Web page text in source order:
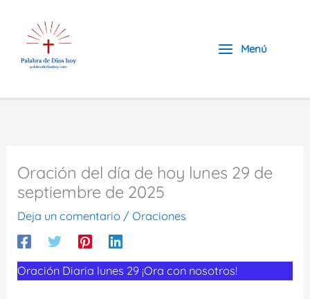
contenido
Menú
Oración del día de hoy lunes 29 de
septiembre de 2025
Deja un comentario /Oraciones
Oración Diaria lunes 29 ¡Ora con nosotros!